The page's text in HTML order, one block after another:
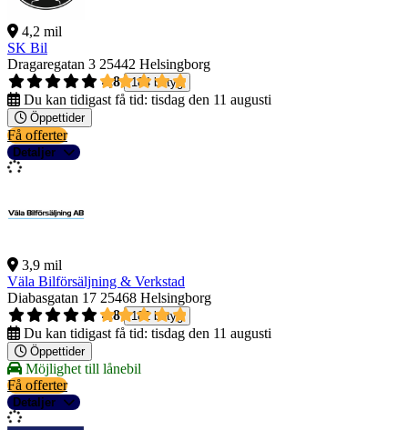
4,2 mil
SK Bil
Dragaregatan 3 25442 Helsingborg
4,8
184 betyg
Du kan tidigast få tid: tisdag den 11 augusti
Öppettider
Få offerter
Detaljer
3,9 mil
Väla Bilförsäljning & Verkstad
Diabasgatan 17 25468 Helsingborg
4,8
182 betyg
Du kan tidigast få tid: tisdag den 11 augusti
Öppettider
Möjlighet till lånebil
Få offerter
Detaljer